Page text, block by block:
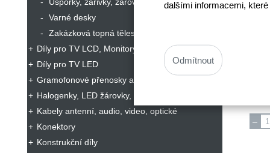
dalšími informacemi,
Odmítnout
Varné desky
Zakázková topná tělesa
Díly pro TV LCD, Monitory
Díly pro TV LED
Gramofonové přenosky a jehly
Halogenky, LED žárovky, zářivky, lampy
Kabely antenní, audio, video, optické
Konektory
Konstrukční díly